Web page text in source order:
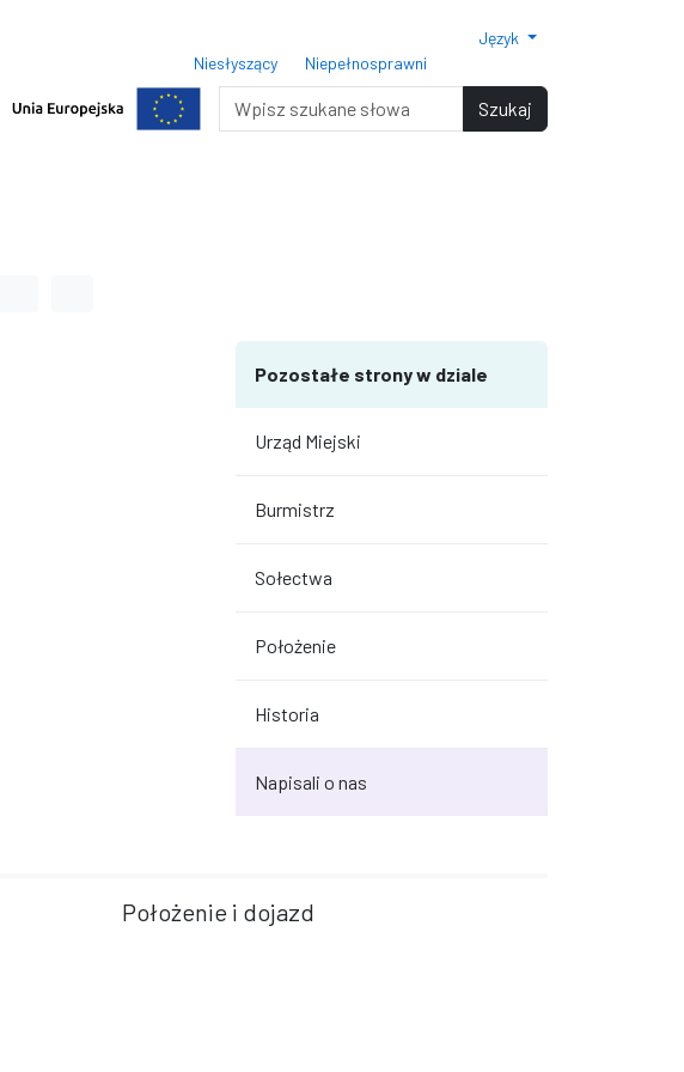
Normalny rozmiar czcionki
Rozmiar czcionki 150%
Rozmiar czcionki 200%
Niesłyszący Niepełnosprawni
Język
Wyszukiwarka Szukaj
Pozostałe strony w dziale
Urząd Miejski
Burmistrz
Sołectwa
Położenie
Historia
Napisali o nas
Położenie i dojazd